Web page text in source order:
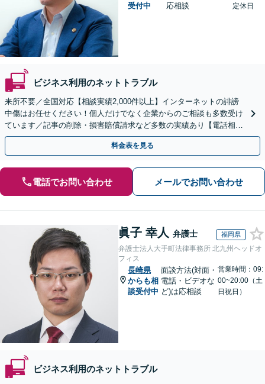
受付中
応相談
定休日
ビジネス利用のネットトラブル
来所不要／全国対応【相談実績2,000件以上】インターネットの誹謗
中傷はお任せください！個人だけでなく企業からのご相談も多数受け
ています／記事の削除・損害賠償請求など多数の実績あり【電話相談
可】【初回相談無料】【夜間休日面談可】
料金表を見る
電話でお問い合わせ メールでお問い合わせ
眞子 幸人 弁護士 福岡県
弁護士法人大手町法律事務所 北九州ヘッドオ
フィス
長崎県
からも相
談受付中
面談方法(対面・
電話・ビデオな
ど)は応相談
営業時間：09:
00~20:00（土
日祝日）
ビジネス利用のネットトラブル